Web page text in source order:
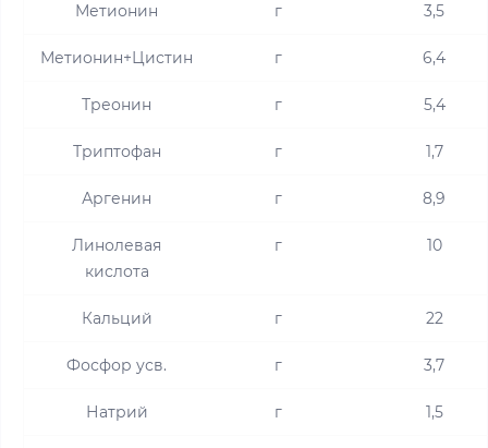
Метионин г 3,5
Метионин+Цистин г 6,4
Треонин г 5,4
Триптофан г 1,7
Аргенин г 8,9
Линолевая
кислота
г 10
Кальций г 22
Фосфор усв. г 3,7
Натрий г 1,5